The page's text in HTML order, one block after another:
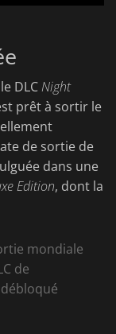
DLCNight
prêt à sortir le
de sortie de
dans une
Edition, dont la
mondiale
de